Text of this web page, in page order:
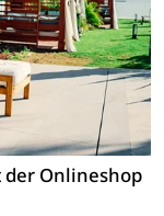
der Onlineshop